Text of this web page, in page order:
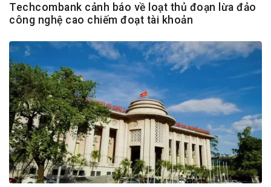
Techcombank cảnh báo về loạt thủ đoạn lừa đảo
công nghệ cao chiếm đoạt tài khoản